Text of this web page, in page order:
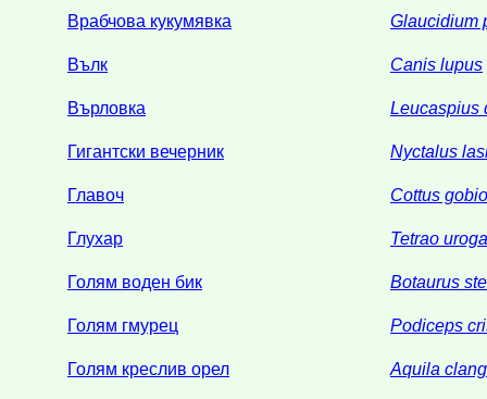
Врабчова кукумявка Glaucidium
Вълк Canis lupus
Върловка Leucaspius
Гигантски вечерник Nyctalus
Главоч Cottus gobio
Глухар Tetrao
Голям воден бик Botaurus
Голям гмурец Podiceps
Голям креслив орел Aquila